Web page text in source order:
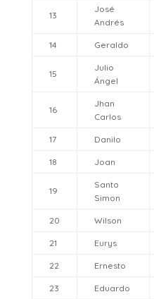
13
José
Andrés
14 Geraldo
15
Julio
Ángel
16
Jhan
Carlos
17 Danilo
18 Joan
19
Santo
Simon
20 Wilson
21 Eurys
22 Ernesto
23 Eduardo